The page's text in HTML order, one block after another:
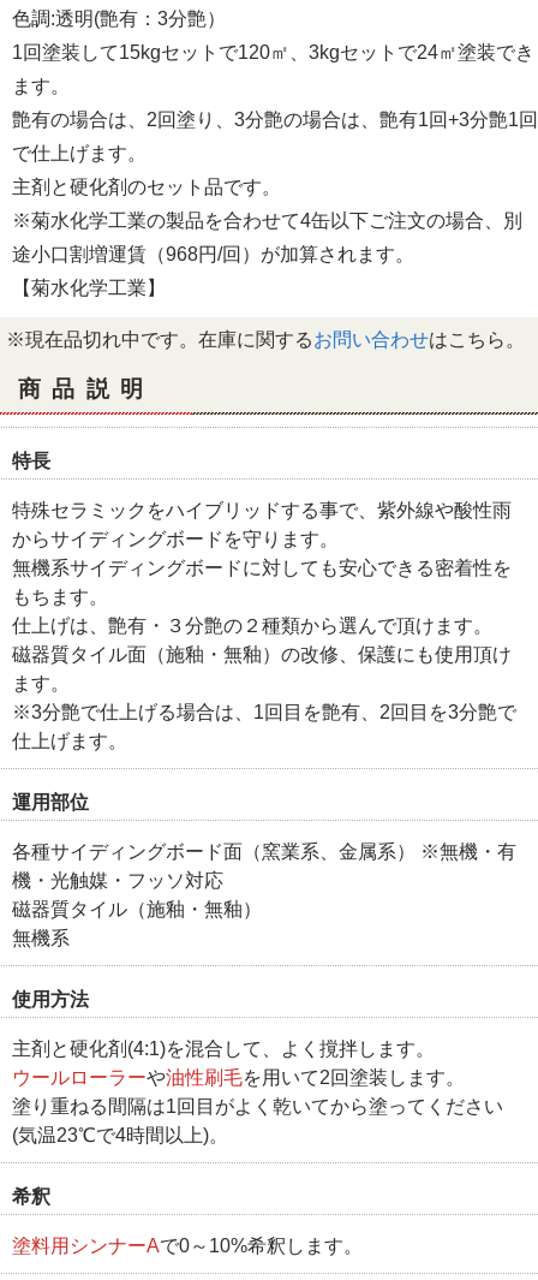
色調:透明(艶有：3分艶）
1回塗装して15kgセットで120㎡、3kgセットで24㎡塗装でき
ます。
艶有の場合は、2回塗り、3分艶の場合は、艶有1回+3分艶1回
で仕上げます。
主剤と硬化剤のセット品です。
※菊水化学工業の製品を合わせて4缶以下ご注文の場合、別
途小口割増運賃（968円/回）が加算されます。
【菊水化学工業】
※現在品切れ中です。在庫に関するお問い合わせはこちら。
商品説明
特長
特殊セラミックをハイブリッドする事で、紫外線や酸性雨
からサイディングボードを守ります。
無機系サイディングボードに対しても安心できる密着性を
もちます。
仕上げは、艶有・３分艶の２種類から選んで頂けます。
磁器質タイル面（施釉・無釉）の改修、保護にも使用頂け
ます。
※3分艶で仕上げる場合は、1回目を艶有、2回目を3分艶で
仕上げます。
運用部位
各種サイディングボード面（窯業系、金属系） ※無機・有
機・光触媒・フッソ対応
磁器質タイル（施釉・無釉）
無機系
使用方法
主剤と硬化剤(4:1)を混合して、よく撹拌します。
ウールローラーや油性刷毛を用いて2回塗装します。
塗り重ねる間隔は1回目がよく乾いてから塗ってください
(気温23℃で4時間以上)。
希釈
塗料用シンナーAで0～10%希釈します。